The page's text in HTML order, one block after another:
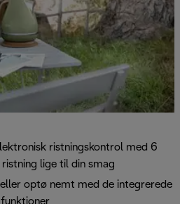
ristningskontrol med 6
lige til din smag
optø nemt med de integrerede